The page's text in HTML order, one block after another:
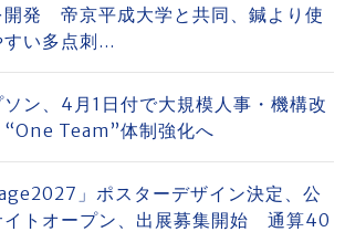
開発 帝京平成大学と共同、鍼より使
すい多点刺...
ソン、4月1日付で大規模人事・機構改
Team”体制強化へ
」ポスターデザイン決定、公
イトオープン、出展募集開始 通算40